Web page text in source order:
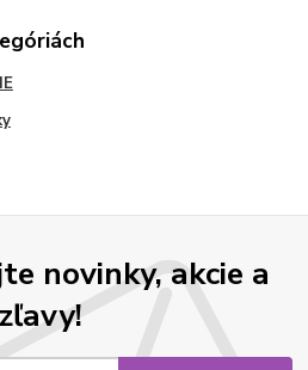
novinky, akcie a
zľavy!